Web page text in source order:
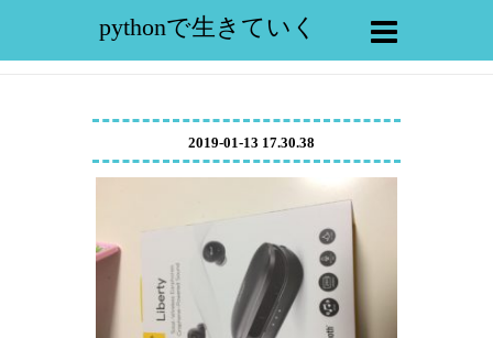
pythonで生きていく
2019-01-13 17.30.38